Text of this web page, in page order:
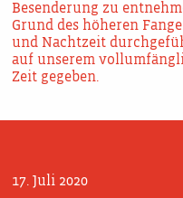
Besenderung zu
Grund des höheren
und Nachtzeit
auf unserem
Zeit gegeben.
17. Juli 2020